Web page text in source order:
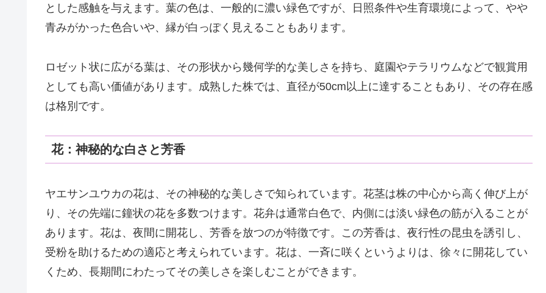
とした感触を与えます。葉の色は、一般的に濃い緑色ですが、日照条件や生育環境によって、やや
青みがかった色合いや、縁が白っぽく見えることもあります。
ロゼット状に広がる葉は、その形状から幾何学的な美しさを持ち、庭園やテラリウムなどで観賞用
としても高い価値があります。成熟した株では、直径が50cm以上に達することもあり、その存在感
は格別です。
花：神秘的な白さと芳香
ヤエサンユウカの花は、その神秘的な美しさで知られています。花茎は株の中心から高く伸び上が
り、その先端に鐘状の花を多数つけます。花弁は通常白色で、内側には淡い緑色の筋が入ることが
あります。花は、夜間に開花し、芳香を放つのが特徴です。この芳香は、夜行性の昆虫を誘引し、
受粉を助けるための適応と考えられています。花は、一斉に咲くというよりは、徐々に開花してい
くため、長期間にわたってその美しさを楽しむことができます。